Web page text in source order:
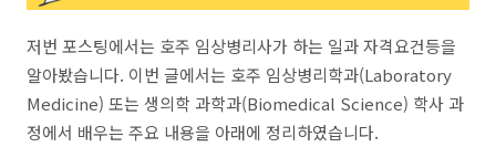
저번 포스팅에서는 호주 임상병리사가 하는 일과 자격요건등을
알아봤습니다. 이번 글에서는 호주 임상병리학과(Laboratory
Medicine) 또는 생의학 과학과(Biomedical Science) 학사 과
정에서 배우는 주요 내용을 아래에 정리하였습니다.